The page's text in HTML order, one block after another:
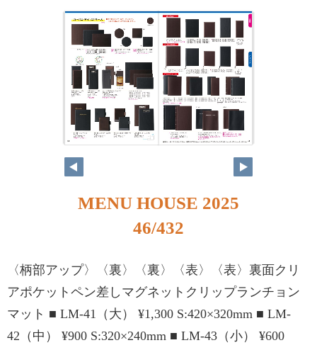
MENU HOUSE 2025
46/432
〈柄部アップ〉〈裏〉〈裏〉〈表〉〈表〉裏面クリ
アポケットペン差しマグネットクリップランチョン
マット ■ LM-41（大） ¥1,300 S:420×320mm ■ LM-
42（中） ¥900 S:320×240mm ■ LM-43（小） ¥600